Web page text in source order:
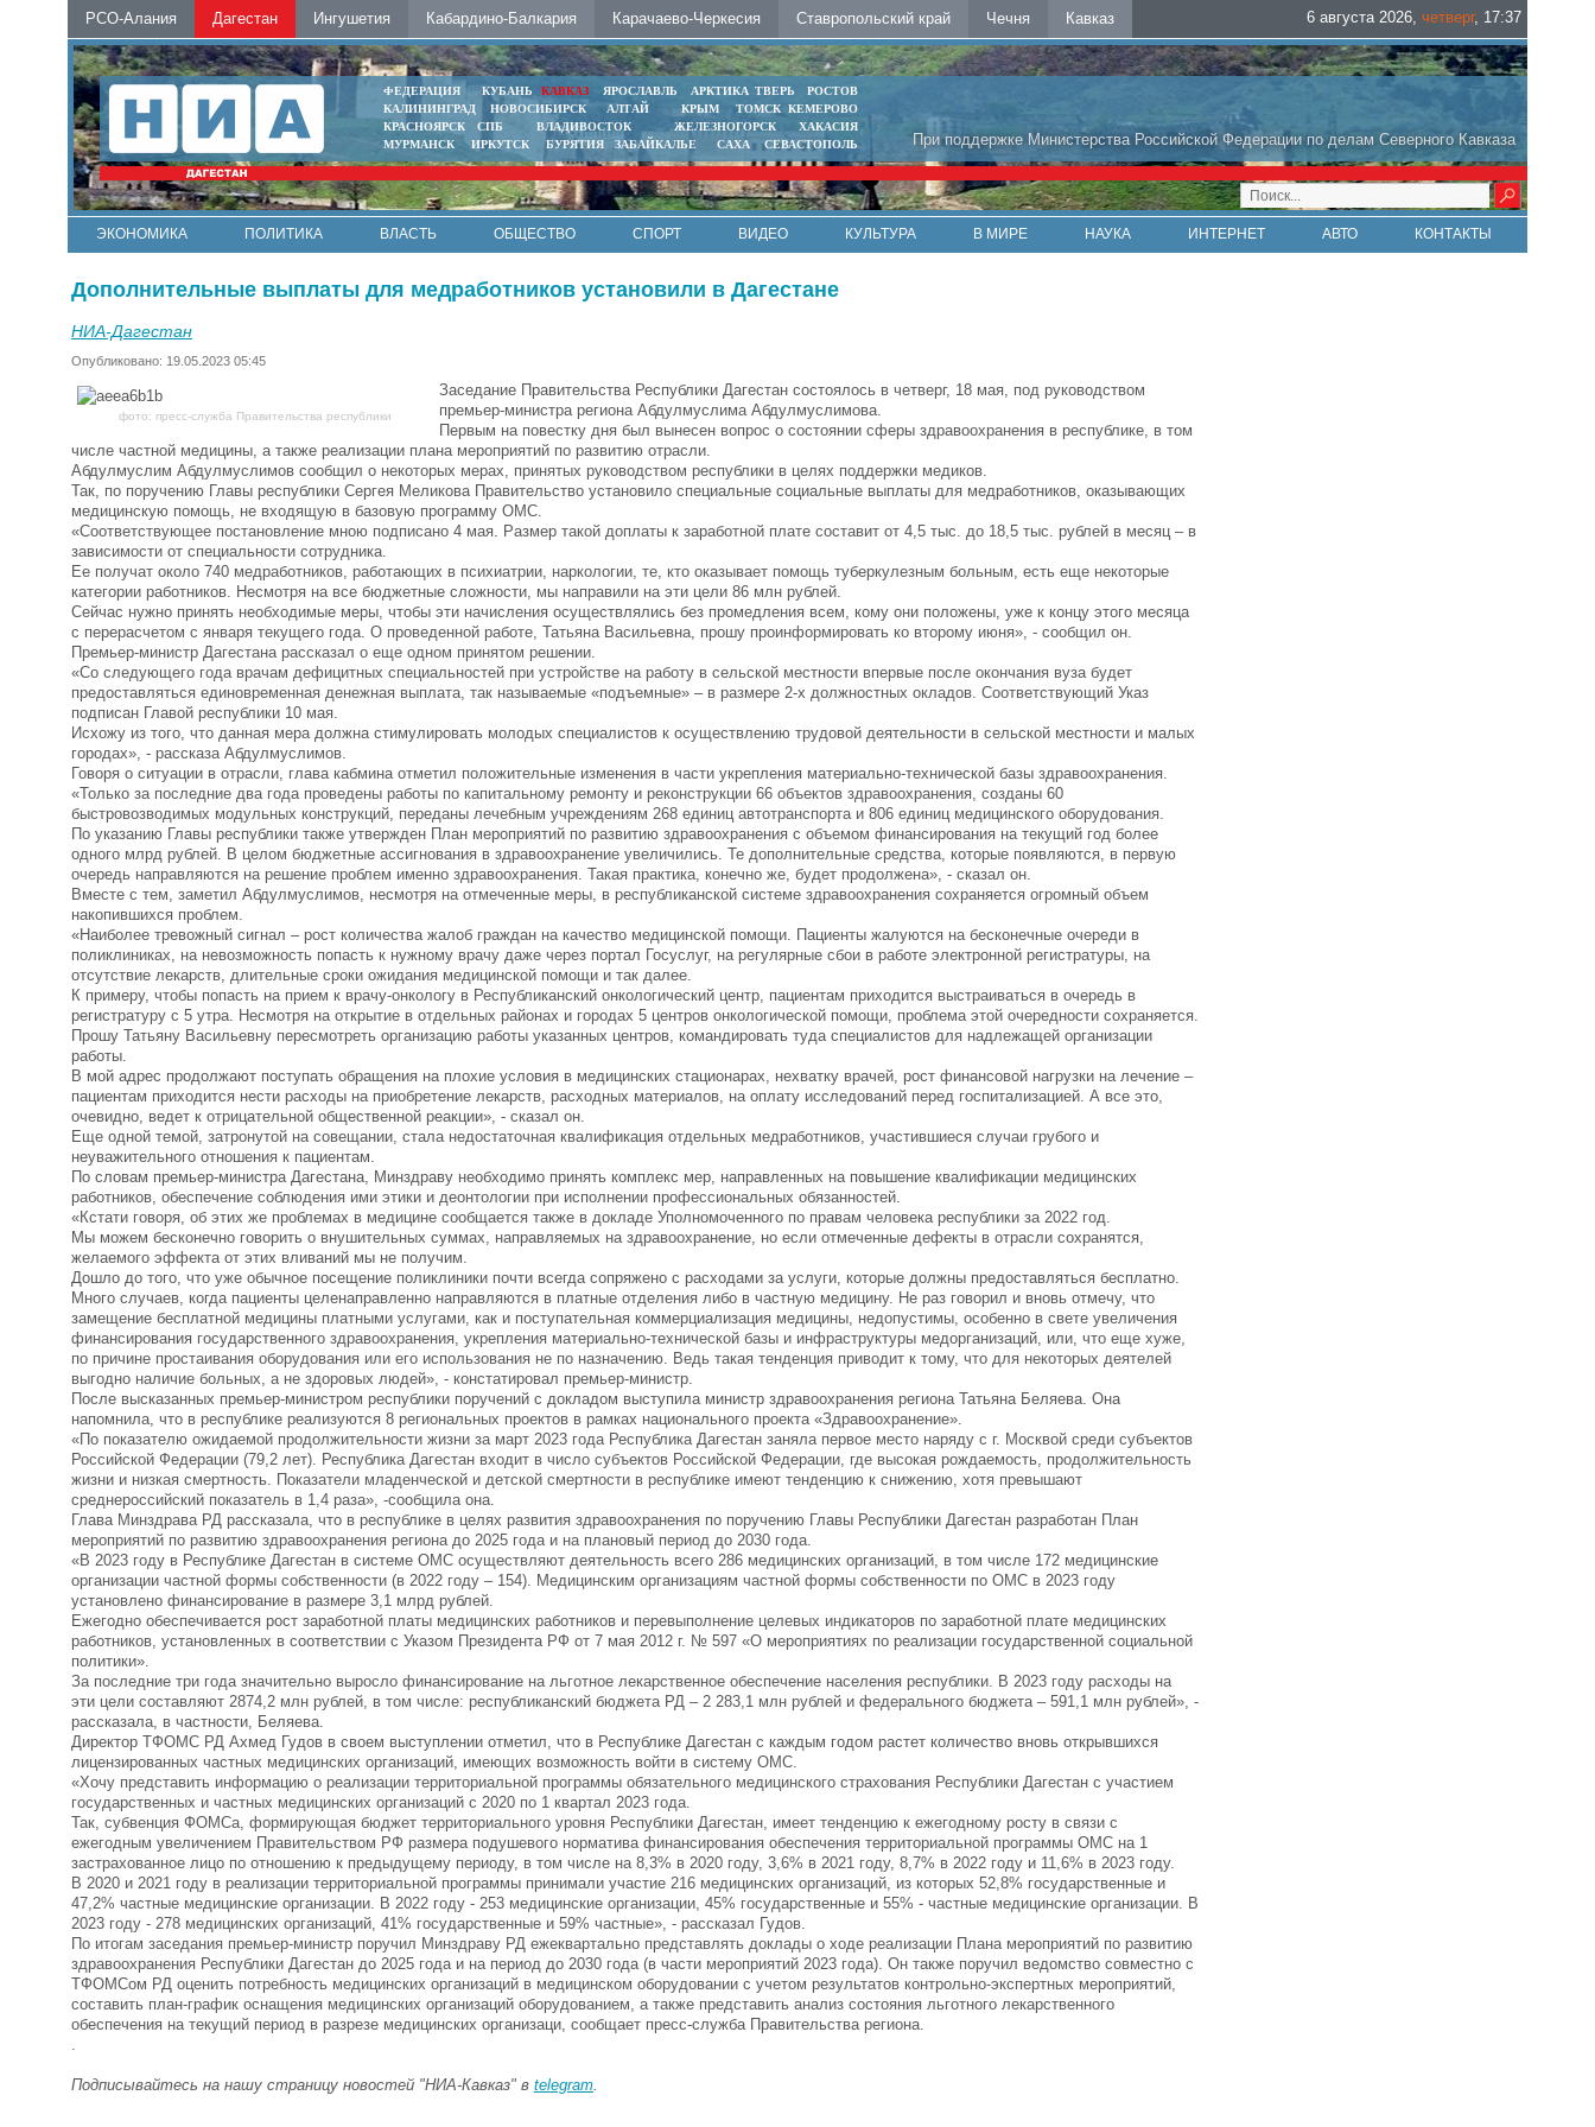
РСО-Алания Дагестан Ингушетия Кабардино-Балкария Карачаево-Черкесия Ставропольский край Чечня Кавказ 6 августа 2026, четверг, 17:37
При поддержке Министерства Российской Федерации по делам Северного Кавказа
ФЕДЕРАЦИЯ КУБАНЬ КАВКАЗ ЯРОСЛАВЛЬ АРКТИКА ТВЕРЬ
РОСТОВ
КАЛИНИНГРАД
НОВОСИБИРСК АЛТАЙ КРЫМ ТОМСК КЕМЕРОВО
КРАСНОЯРСК
СПБ ВЛАДИВОСТОК ЖЕЛЕЗНОГОРСК
ХАКАСИЯ
МУРМАНСК
ИРКУТСК БУРЯТИЯ ЗАБАЙКАЛЬЕ САХА СЕВАСТОПОЛЬ
ЭКОНОМИКА ПОЛИТИКА ВЛАСТЬ ОБЩЕСТВО СПОРТ ВИДЕО КУЛЬТУРА В МИРЕ НАУКА ИНТЕРНЕТ АВТО КОНТАКТЫ
Дополнительные выплаты для медработников установили в Дагестане
НИА-Дагестан
Опубликовано: 19.05.2023 05:45
фото: пресс-служба Правительства республики
Заседание Правительства Республики Дагестан состоялось в четверг, 18 мая, под руководством
премьер-министра региона Абдулмуслима Абдулмуслимова.
Первым на повестку дня был вынесен вопрос о состоянии сферы здравоохранения в республике, в том
числе частной медицины, а также реализации плана мероприятий по развитию отрасли.
Абдулмуслим Абдулмуслимов сообщил о некоторых мерах, принятых руководством республики в целях поддержки медиков.
Так, по поручению Главы республики Сергея Меликова Правительство установило специальные социальные выплаты для медработников, оказывающих
медицинскую помощь, не входящую в базовую программу ОМС.
«Соответствующее постановление мною подписано 4 мая. Размер такой доплаты к заработной плате составит от 4,5 тыс. до 18,5 тыс. рублей в месяц – в
зависимости от специальности сотрудника.
Ее получат около 740 медработников, работающих в психиатрии, наркологии, те, кто оказывает помощь туберкулезным больным, есть еще некоторые
категории работников. Несмотря на все бюджетные сложности, мы направили на эти цели 86 млн рублей.
Сейчас нужно принять необходимые меры, чтобы эти начисления осуществлялись без промедления всем, кому они положены, уже к концу этого месяца
с перерасчетом с января текущего года. О проведенной работе, Татьяна Васильевна, прошу проинформировать ко второму июня», - сообщил он.
Премьер-министр Дагестана рассказал о еще одном принятом решении.
«Со следующего года врачам дефицитных специальностей при устройстве на работу в сельской местности впервые после окончания вуза будет
предоставляться единовременная денежная выплата, так называемые «подъемные» – в размере 2-х должностных окладов. Соответствующий Указ
подписан Главой республики 10 мая.
Исхожу из того, что данная мера должна стимулировать молодых специалистов к осуществлению трудовой деятельности в сельской местности и малых
городах», - рассказа Абдулмуслимов.
Говоря о ситуации в отрасли, глава кабмина отметил положительные изменения в части укрепления материально-технической базы здравоохранения.
«Только за последние два года проведены работы по капитальному ремонту и реконструкции 66 объектов здравоохранения, созданы 60
быстровозводимых модульных конструкций, переданы лечебным учреждениям 268 единиц автотранспорта и 806 единиц медицинского оборудования.
По указанию Главы республики также утвержден План мероприятий по развитию здравоохранения с объемом финансирования на текущий год более
одного млрд рублей. В целом бюджетные ассигнования в здравоохранение увеличились. Те дополнительные средства, которые появляются, в первую
очередь направляются на решение проблем именно здравоохранения. Такая практика, конечно же, будет продолжена», - сказал он.
Вместе с тем, заметил Абдулмуслимов, несмотря на отмеченные меры, в республиканской системе здравоохранения сохраняется огромный объем
накопившихся проблем.
«Наиболее тревожный сигнал – рост количества жалоб граждан на качество медицинской помощи. Пациенты жалуются на бесконечные очереди в
поликлиниках, на невозможность попасть к нужному врачу даже через портал Госуслуг, на регулярные сбои в работе электронной регистратуры, на
отсутствие лекарств, длительные сроки ожидания медицинской помощи и так далее.
К примеру, чтобы попасть на прием к врачу-онкологу в Республиканский онкологический центр, пациентам приходится выстраиваться в очередь в
регистратуру с 5 утра. Несмотря на открытие в отдельных районах и городах 5 центров онкологической помощи, проблема этой очередности сохраняется.
Прошу Татьяну Васильевну пересмотреть организацию работы указанных центров, командировать туда специалистов для надлежащей организации
работы.
В мой адрес продолжают поступать обращения на плохие условия в медицинских стационарах, нехватку врачей, рост финансовой нагрузки на лечение –
пациентам приходится нести расходы на приобретение лекарств, расходных материалов, на оплату исследований перед госпитализацией. А все это,
очевидно, ведет к отрицательной общественной реакции», - сказал он.
Еще одной темой, затронутой на совещании, стала недостаточная квалификация отдельных медработников, участившиеся случаи грубого и
неуважительного отношения к пациентам.
По словам премьер-министра Дагестана, Минздраву необходимо принять комплекс мер, направленных на повышение квалификации медицинских
работников, обеспечение соблюдения ими этики и деонтологии при исполнении профессиональных обязанностей.
«Кстати говоря, об этих же проблемах в медицине сообщается также в докладе Уполномоченного по правам человека республики за 2022 год.
Мы можем бесконечно говорить о внушительных суммах, направляемых на здравоохранение, но если отмеченные дефекты в отрасли сохранятся,
желаемого эффекта от этих вливаний мы не получим.
Дошло до того, что уже обычное посещение поликлиники почти всегда сопряжено с расходами за услуги, которые должны предоставляться бесплатно.
Много случаев, когда пациенты целенаправленно направляются в платные отделения либо в частную медицину. Не раз говорил и вновь отмечу, что
замещение бесплатной медицины платными услугами, как и поступательная коммерциализация медицины, недопустимы, особенно в свете увеличения
финансирования государственного здравоохранения, укрепления материально-технической базы и инфраструктуры медорганизаций, или, что еще хуже,
по причине простаивания оборудования или его использования не по назначению. Ведь такая тенденция приводит к тому, что для некоторых деятелей
выгодно наличие больных, а не здоровых людей», - констатировал премьер-министр.
После высказанных премьер-министром республики поручений с докладом выступила министр здравоохранения региона Татьяна Беляева. Она
напомнила, что в республике реализуются 8 региональных проектов в рамках национального проекта «Здравоохранение».
«По показателю ожидаемой продолжительности жизни за март 2023 года Республика Дагестан заняла первое место наряду с г. Москвой среди субъектов
Российской Федерации (79,2 лет). Республика Дагестан входит в число субъектов Российской Федерации, где высокая рождаемость, продолжительность
жизни и низкая смертность. Показатели младенческой и детской смертности в республике имеют тенденцию к снижению, хотя превышают
среднероссийский показатель в 1,4 раза», -сообщила она.
Глава Минздрава РД рассказала, что в республике в целях развития здравоохранения по поручению Главы Республики Дагестан разработан План
мероприятий по развитию здравоохранения региона до 2025 года и на плановый период до 2030 года.
«В 2023 году в Республике Дагестан в системе ОМС осуществляют деятельность всего 286 медицинских организаций, в том числе 172 медицинские
организации частной формы собственности (в 2022 году – 154). Медицинским организациям частной формы собственности по ОМС в 2023 году
установлено финансирование в размере 3,1 млрд рублей.
Ежегодно обеспечивается рост заработной платы медицинских работников и перевыполнение целевых индикаторов по заработной плате медицинских
работников, установленных в соответствии с Указом Президента РФ от 7 мая 2012 г. № 597 «О мероприятиях по реализации государственной социальной
политики».
За последние три года значительно выросло финансирование на льготное лекарственное обеспечение населения республики. В 2023 году расходы на
эти цели составляют 2874,2 млн рублей, в том числе: республиканский бюджета РД – 2 283,1 млн рублей и федерального бюджета – 591,1 млн рублей», -
рассказала, в частности, Беляева.
Директор ТФОМС РД Ахмед Гудов в своем выступлении отметил, что в Республике Дагестан с каждым годом растет количество вновь открывшихся
лицензированных частных медицинских организаций, имеющих возможность войти в систему ОМС.
«Хочу представить информацию о реализации территориальной программы обязательного медицинского страхования Республики Дагестан с участием
государственных и частных медицинских организаций с 2020 по 1 квартал 2023 года.
Так, субвенция ФОМСа, формирующая бюджет территориального уровня Республики Дагестан, имеет тенденцию к ежегодному росту в связи с
ежегодным увеличением Правительством РФ размера подушевого норматива финансирования обеспечения территориальной программы ОМС на 1
застрахованное лицо по отношению к предыдущему периоду, в том числе на 8,3% в 2020 году, 3,6% в 2021 году, 8,7% в 2022 году и 11,6% в 2023 году.
В 2020 и 2021 году в реализации территориальной программы принимали участие 216 медицинских организаций, из которых 52,8% государственные и
47,2% частные медицинские организации. В 2022 году - 253 медицинские организации, 45% государственные и 55% - частные медицинские организации. В
2023 году - 278 медицинских организаций, 41% государственные и 59% частные», - рассказал Гудов.
По итогам заседания премьер-министр поручил Минздраву РД ежеквартально представлять доклады о ходе реализации Плана мероприятий по развитию
здравоохранения Республики Дагестан до 2025 года и на период до 2030 года (в части мероприятий 2023 года). Он также поручил ведомство совместно с
ТФОМСом РД оценить потребность медицинских организаций в медицинском оборудовании с учетом результатов контрольно-экспертных мероприятий,
составить план-график оснащения медицинских организаций оборудованием, а также представить анализ состояния льготного лекарственного
обеспечения на текущий период в разрезе медицинских организаци, сообщает пресс-служба Правительства региона.
Подписывайтесь на нашу страницу новостей "НИА-Кавказ" в telegram